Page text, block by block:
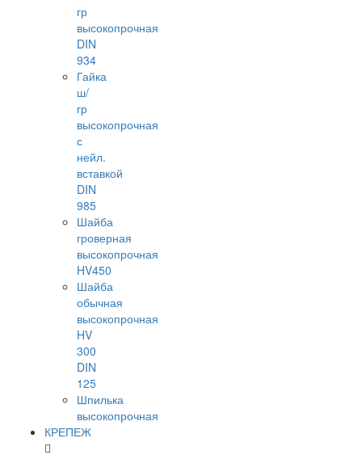
гр
высокопрочная
DIN
934
Гайка
ш/
гр
высокопрочная
с
нейл.
вставкой
DIN
985
Шайба
гроверная
высокопрочная
HV450
Шайба
обычная
высокопрочная
HV
300
DIN
125
Шпилька
высокопрочная
КРЕПЕЖ